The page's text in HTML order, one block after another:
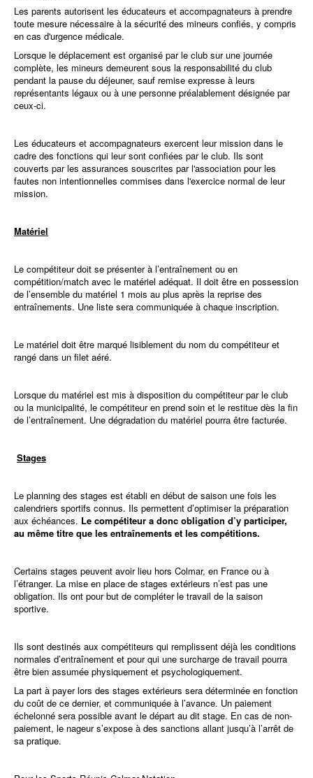
Les parents autorisent les éducateurs et accompagnateurs à prendre
toute mesure nécessaire à la sécurité des mineurs confiés, y compris
en cas d'urgence médicale.
Lorsque le déplacement est organisé par le club sur une journée
complète, les mineurs demeurent sous la responsabilité du club
pendant la pause du déjeuner, sauf remise expresse à leurs
représentants légaux ou à une personne préalablement désignée par
ceux-ci.
Les éducateurs et accompagnateurs exercent leur mission dans le
cadre des fonctions qui leur sont confiées par le club. Ils sont
couverts par les assurances souscrites par l'association pour les
fautes non intentionnelles commises dans l'exercice normal de leur
mission.
Matériel
Le compétiteur doit se présenter à l’entraînement ou en
compétition/match avec le matériel adéquat. Il doit être en possession
de l’ensemble du matériel 1 mois au plus après la reprise des
entraînements. Une liste sera communiquée à chaque inscription.
Le matériel doit être marqué lisiblement du nom du compétiteur et
rangé dans un filet aéré.
Lorsque du matériel est mis à disposition du compétiteur par le club
ou la municipalité, le compétiteur en prend soin et le restitue dès la fin
de l’entraînement. Une dégradation du matériel pourra être facturée.
Stages
Le planning des stages est établi en début de saison une fois les
calendriers sportifs connus. Ils permettent d’optimiser la préparation
aux échéances. Le compétiteur a donc obligation d’y participer,
au même titre que les entraînements et les compétitions.
Certains stages peuvent avoir lieu hors Colmar, en France ou à
l’étranger. La mise en place de stages extérieurs n’est pas une
obligation. Ils ont pour but de compléter le travail de la saison
sportive.
Ils sont destinés aux compétiteurs qui remplissent déjà les conditions
normales d’entraînement et pour qui une surcharge de travail pourra
être bien assumée physiquement et psychologiquement.
La part à payer lors des stages extérieurs sera déterminée en fonction
du coût de ce dernier, et communiquée à l’avance. Un paiement
échelonné sera possible avant le départ au dit stage. En cas de non-
paiement, le nageur s’expose à des sanctions allant jusqu’à l’arrêt de
sa pratique.